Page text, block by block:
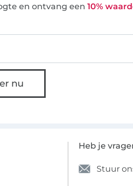
en ontvang een 10%
nu
Heb je
Stuur